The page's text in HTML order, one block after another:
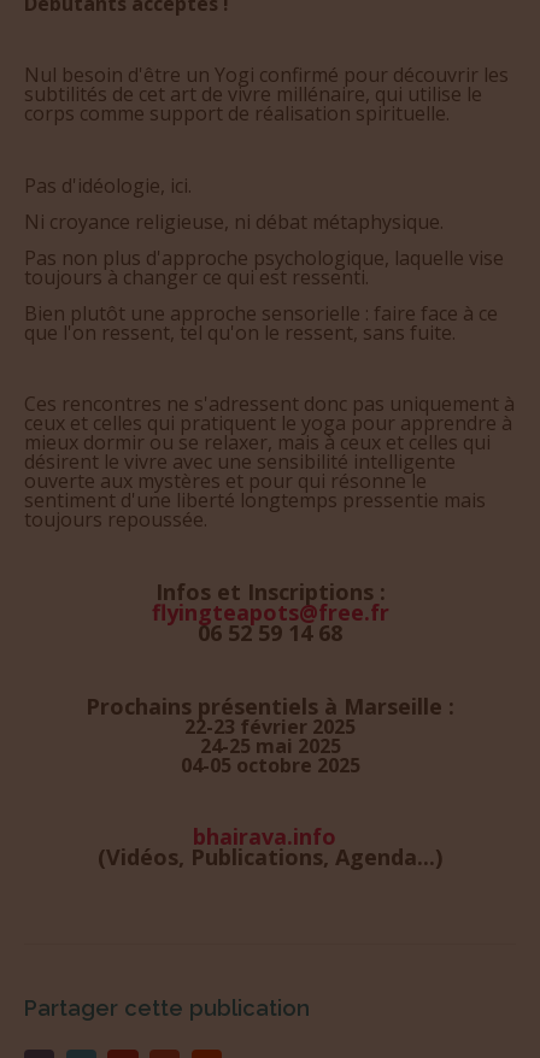
Nul besoin d'être un Yogi confirmé pour découvrir les
subtilités de cet art de vivre millénaire, qui utilise le
corps comme support de réalisation spirituelle.
Pas d'idéologie, ici.
Ni croyance religieuse, ni débat métaphysique.
Pas non plus d'approche psychologique, laquelle vise
toujours à changer ce qui est ressenti.
Bien plutôt une approche sensorielle : faire face à ce
que l'on ressent, tel qu'on le ressent, sans fuite.
Ces rencontres ne s'adressent donc pas uniquement à
ceux et celles qui pratiquent le yoga pour apprendre à
mieux dormir ou se relaxer, mais à ceux et celles qui
désirent le vivre avec une sensibilité intelligente
ouverte aux mystères et pour qui résonne le
sentiment d'une liberté longtemps pressentie mais
toujours repoussée.
Infos et Inscriptions :
flyingteapots@free.fr
06 52 59 14 68
Prochains présentiels à Marseille :
22-23 février 2025
24-25 mai 2025
04-05 octobre 2025
bhairava.info
(Vidéos, Publications, Agenda...)
Partager cette publication